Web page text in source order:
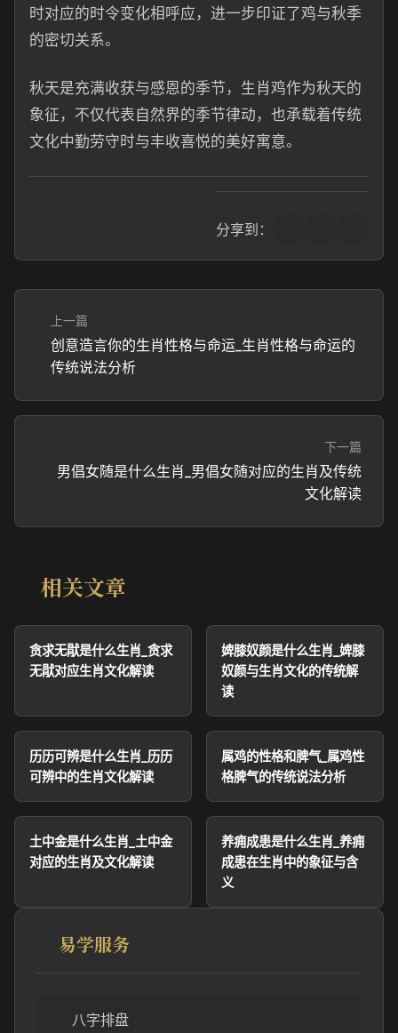
时对应的时令变化相呼应，进一步印证了鸡与秋季
的密切关系。
秋天是充满收获与感恩的季节，生肖鸡作为秋天的
象征，不仅代表自然界的季节律动，也承载着传统
文化中勤劳守时与丰收喜悦的美好寓意。
分享到：
上一篇
创意造言你的生肖性格与命运_生肖性格与命运的
传统说法分析
下一篇
男倡女随是什么生肖_男倡女随对应的生肖及传统
文化解读
相关文章
贪求无猒是什么生肖_贪求
无猒对应生肖文化解读
婢膝奴颜是什么生肖_婢膝
奴颜与生肖文化的传统解
读
历历可辨是什么生肖_历历
可辨中的生肖文化解读
属鸡的性格和脾气_属鸡性
格脾气的传统说法分析
土中金是什么生肖_土中金
对应的生肖及文化解读
养痈成患是什么生肖_养痈
成患在生肖中的象征与含
义
易学服务
八字排盘